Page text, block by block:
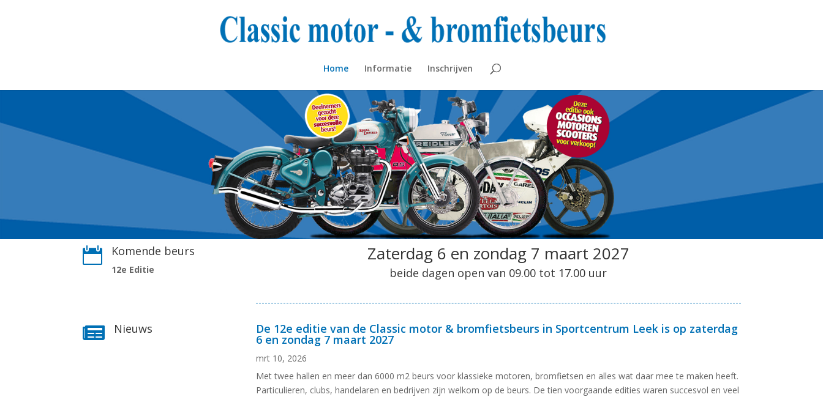
Home Informatie Inschrijven
 Komende beurs
12e Editie
Zaterdag 6 en zondag 7 maart 2027
beide dagen open van 09.00 tot 17.00 uur
 Nieuws De 12e editie van de Classic motor & bromfietsbeurs in Sportcentrum Leek is op zaterdag
6 en zondag 7 maart 2027
mrt 10, 2026
Met twee hallen en meer dan 6000 m2 beurs voor klassieke motoren, bromfietsen en alles wat daar mee te maken heeft.
Particulieren, clubs, handelaren en bedrijven zijn welkom op de beurs. De tien voorgaande edities waren succesvol en veel